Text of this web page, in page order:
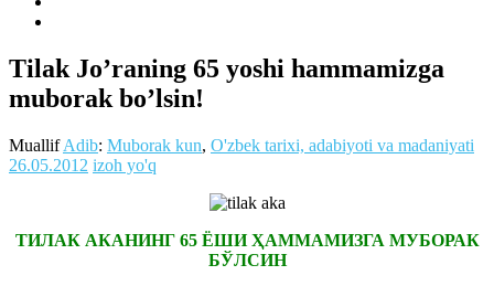
Tilak Jo’raning 65 yoshi hammamizga
muborak bo’lsin!
MuallifAdib: Muborak kun, O'zbek tarixi, adabiyoti va madaniyati
26.05.2012 izoh yo'q
ТИЛАК АКАНИНГ 65 ЁШИ ҲАММАМИЗГА МУБОРАК
БЎЛСИН